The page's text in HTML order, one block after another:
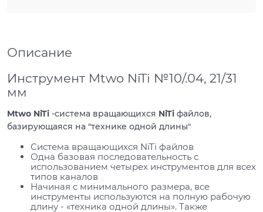
Описание
Инструмент Mtwo NiTi №10/.04, 21/31
мм
Mtwo NiTi -система вращающихся NiTi файлов,
базирующаяся на "технике одной длины"
Система вращающихся NiTi файлов
Одна базовая последовательность с
использованием четырех инструментов для всех
типов каналов
Начиная с минимального размера, все
инструменты используются на полную рабочую
длину - «техника одной длины». Также